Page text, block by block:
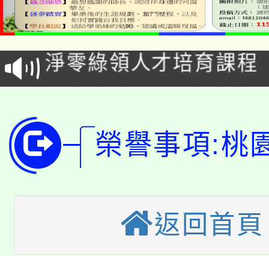
程
學期銜接期間理賠案件
學籍身 分審查程序及
版
淨零綠領人才培育課程
公告本校115學年度第
代理(課)教師甄選結果(
車」活動
桃園市115學年度學生
公告本校115學年度第
代理(課)教師甄選結果
公告本校115學年度第
代理(課)教師甄選結果
轉知中國文化大學推廣
榮譽事項:桃
返回首頁